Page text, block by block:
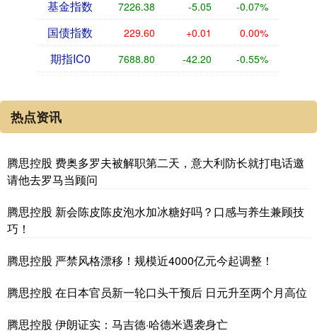
基金指数 7226.38 -5.05 -0.07%
国债指数 229.60 +0.01 0.00%
期指IC0 7688.80 -42.20 -0.55%
热点资讯
腾思控股 费奥多罗夫被解职第二天，意大利防长就打电话邀
请他去罗马当顾问
腾思控股 新会陈皮陈皮泡水加冰糖好吗？口感与养生兼顾技
巧！
腾思控股 严禁风格漂移！规模近4000亿元今起调整！
腾思控股 在日本官员新一轮口头干预后 日元升至两个月高位
腾思控股 伊朗证实：马吉德·哈德米遇袭身亡